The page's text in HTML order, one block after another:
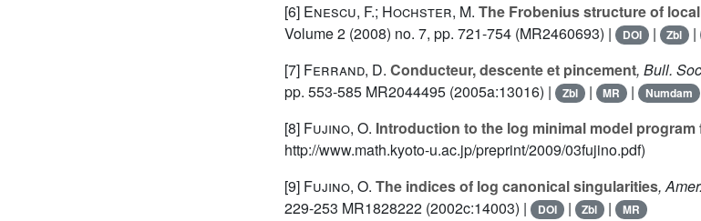
[6] Enescu, F.; Hochster, M. The Frobenius structure of
Volume 2 (2008) no. 7, pp. 721-754 (MR2460693) | DOI | Zbl |
[7] Ferrand, D. Conducteur, descente et pincement, Bull.
pp. 553-585 MR2044495 (2005a:13016) |
Zbl | MR | Numdam
[8] Fujino, O. Introduction to the log minimal model
http://www.math.kyoto-u.ac.jp/preprint/2009/03fujino.pdf)
[9] Fujino, O. The indices of log canonical singularities,
229-253 MR1828222 (2002c:14003) |
DOI | Zbl | MR